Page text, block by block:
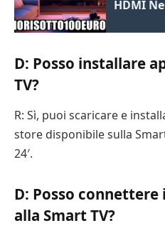
HDMI
D: Posso installare
TV?
R: Sì, puoi scaricare e
store disponibile sulla
24′.
D: Posso
alla Smart TV?